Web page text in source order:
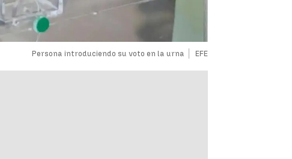
Persona introduciendo su voto en la urna EFE